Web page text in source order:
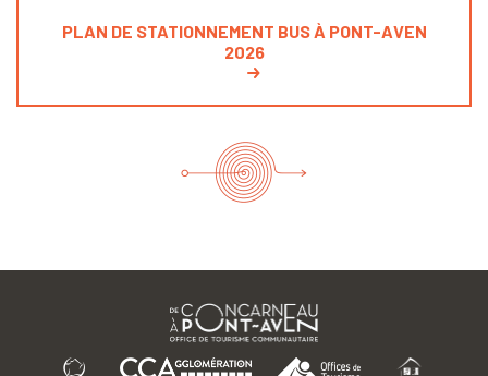
PLAN DE STATIONNEMENT BUS À PONT-AVEN
2026